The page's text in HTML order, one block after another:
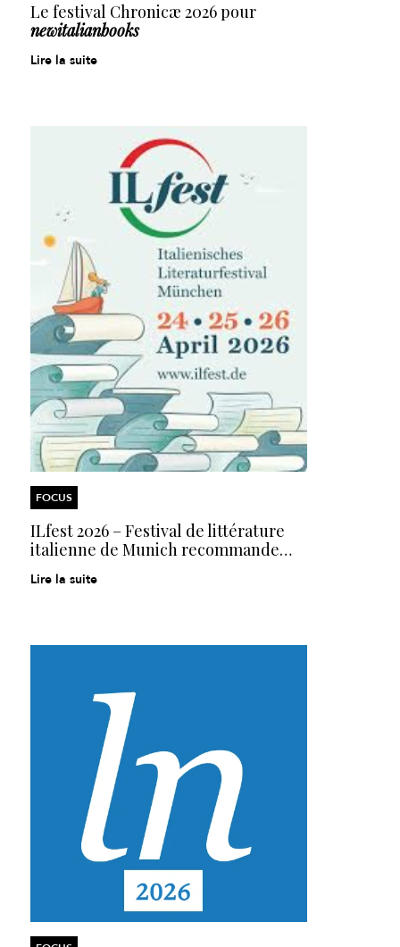
Le festival Chronicæ 2026 pour
newitalianbooks
Lire la suite
FOCUS
ILfest 2026 – Festival de littérature
italienne de Munich recommande…
Lire la suite